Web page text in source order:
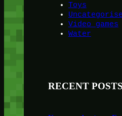
Toys
Video games
Water
RECENT POSTS